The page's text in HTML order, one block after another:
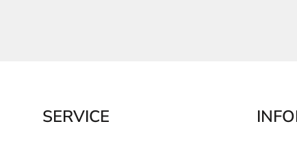
SERVICE